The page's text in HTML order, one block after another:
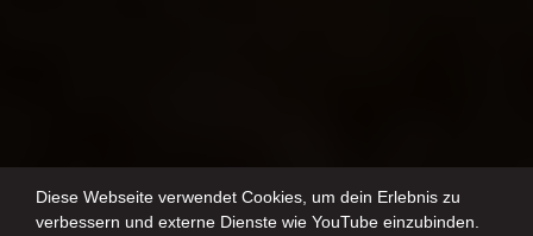
Diese Webseite verwendet Cookies, um dein Erlebnis zu
verbessern und externe Dienste wie YouTube einzubinden.